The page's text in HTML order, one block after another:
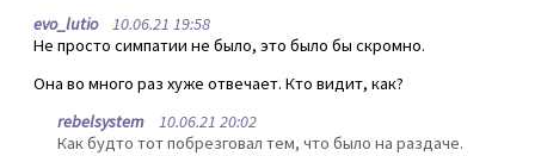
evo_lutio10.06.21 19:58
Не просто симпатии не было, это было бы скромно.
Она во много раз хуже отвечает. Кто видит, как?
rebelsystem 10.06.21 20:02
Как будто тот побрезговал тем, что было на раздаче.